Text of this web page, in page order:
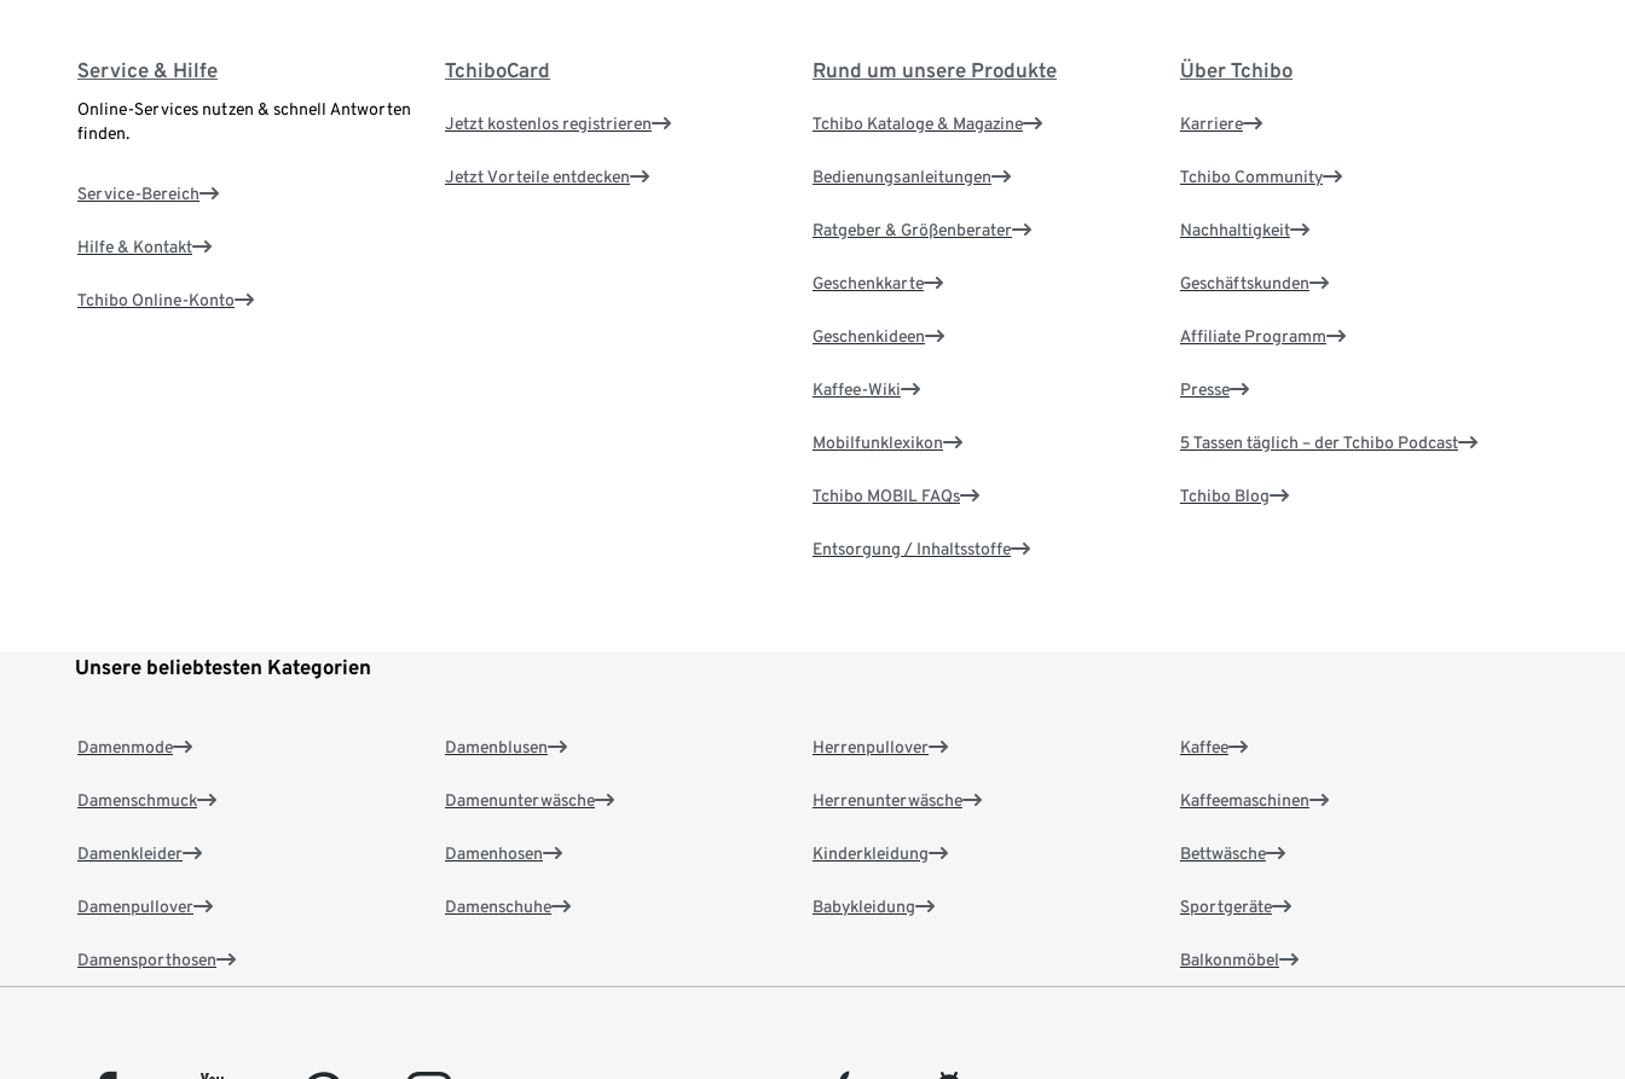
Service & Hilfe
Online-Services nutzen & schnell Antworten
finden.
Service-Bereich
Hilfe & Kontakt
Tchibo Online-Konto
TchiboCard
Jetzt kostenlos registrieren
Jetzt Vorteile entdecken
Rund um unsere Produkte
Tchibo Kataloge & Magazine
Bedienungsanleitungen
Ratgeber & Größenberater
Geschenkkarte
Geschenkideen
Kaffee-Wiki
Mobilfunklexikon
Tchibo MOBIL FAQs
Entsorgung / Inhaltsstoffe
Über Tchibo
Karriere
Tchibo Community
Nachhaltigkeit
Geschäftskunden
Affiliate Programm
Presse
5 Tassen täglich – der Tchibo Podcast
Tchibo Blog
Unsere beliebtesten Kategorien
Damenmode
Damenschmuck
Damenkleider
Damenpullover
Damensporthosen
Damenblusen
Damenunterwäsche
Damenhosen
Damenschuhe
Herrenpullover
Herrenunterwäsche
Kinderkleidung
Babykleidung
Kaffee
Kaffeemaschinen
Bettwäsche
Sportgeräte
Balkonmöbel